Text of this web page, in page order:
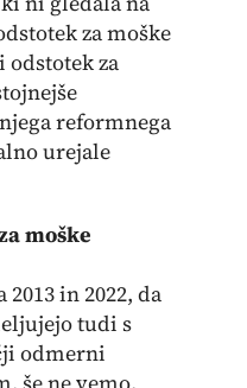
za moške
odstotek za
reformnega
urejale
moške
in 2022, da
tudi s
odmerni